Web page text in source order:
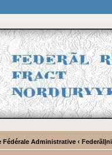
Fédérale Administrative ‹